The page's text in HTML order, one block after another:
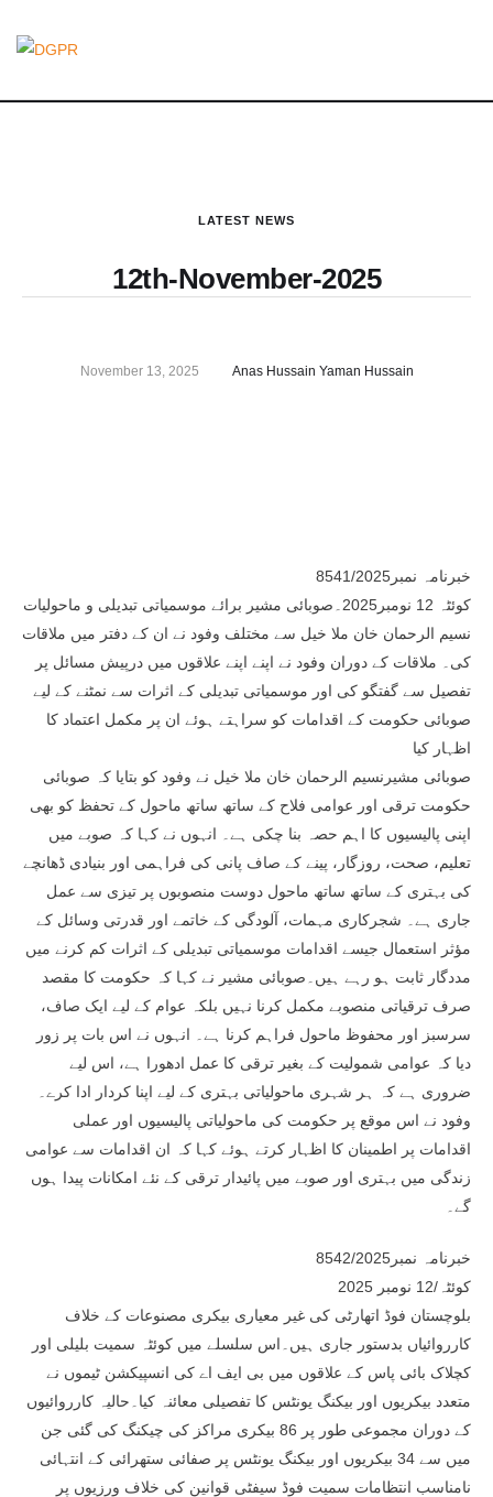
LATEST NEWS
12th-November-2025
November 13, 2025 Anas Hussain Yaman Hussain
خبرنامہ نمبر8541/2025
کوئٹہ 12 نومبر2025۔صوبائی مشیر برائے موسمیاتی تبدیلی و ماحولیات
نسیم الرحمان خان ملا خیل سے مختلف وفود نے ان کے دفتر میں ملاقات
کی۔ ملاقات کے دوران وفود نے اپنے اپنے علاقوں میں درپیش مسائل پر
تفصیل سے گفتگو کی اور موسمیاتی تبدیلی کے اثرات سے نمٹنے کے لیے
صوبائی حکومت کے اقدامات کو سراہتے ہوئے ان پر مکمل اعتماد کا
اظہار کیا
صوبائی مشیرنسیم الرحمان خان ملا خیل نے وفود کو بتایا کہ صوبائی
حکومت ترقی اور عوامی فلاح کے ساتھ ساتھ ماحول کے تحفظ کو بھی
اپنی پالیسیوں کا اہم حصہ بنا چکی ہے۔ انہوں نے کہا کہ صوبے میں
تعلیم، صحت، روزگار، پینے کے صاف پانی کی فراہمی اور بنیادی ڈھانچے
کی بہتری کے ساتھ ساتھ ماحول دوست منصوبوں پر تیزی سے عمل
جاری ہے۔ شجرکاری مہمات، آلودگی کے خاتمے اور قدرتی وسائل کے
مؤثر استعمال جیسے اقدامات موسمیاتی تبدیلی کے اثرات کم کرنے میں
مددگار ثابت ہو رہے ہیں۔صوبائی مشیر نے کہا کہ حکومت کا مقصد
صرف ترقیاتی منصوبے مکمل کرنا نہیں بلکہ عوام کے لیے ایک صاف،
سرسبز اور محفوظ ماحول فراہم کرنا ہے۔ انہوں نے اس بات پر زور
دیا کہ عوامی شمولیت کے بغیر ترقی کا عمل ادھورا ہے، اس لیے
ضروری ہے کہ ہر شہری ماحولیاتی بہتری کے لیے اپنا کردار ادا کرے۔
وفود نے اس موقع پر حکومت کی ماحولیاتی پالیسیوں اور عملی
اقدامات پر اطمینان کا اظہار کرتے ہوئے کہا کہ ان اقدامات سے عوامی
زندگی میں بہتری اور صوبے میں پائیدار ترقی کے نئے امکانات پیدا ہوں
گے۔
خبرنامہ نمبر8542/2025
کوئٹہ/12 نومبر 2025
بلوچستان فوڈ اتھارٹی کی غیر معیاری بیکری مصنوعات کے خلاف
کارروائیاں بدستور جاری ہیں۔اس سلسلے میں کوئٹہ سمیت بلیلی اور
کچلاک بائی پاس کے علاقوں میں بی ایف اے کی انسپیکشن ٹیموں نے
متعدد بیکریوں اور بیکنگ یونٹس کا تفصیلی معائنہ کیا۔حالیہ کارروائیوں
کے دوران مجموعی طور پر 86 بیکری مراکز کی چیکنگ کی گئی جن
میں سے 34 بیکریوں اور بیکنگ یونٹس پر صفائی ستھرائی کے انتہائی
نامناسب انتظامات سمیت فوڈ سیفٹی قوانین کی خلاف ورزیوں پر